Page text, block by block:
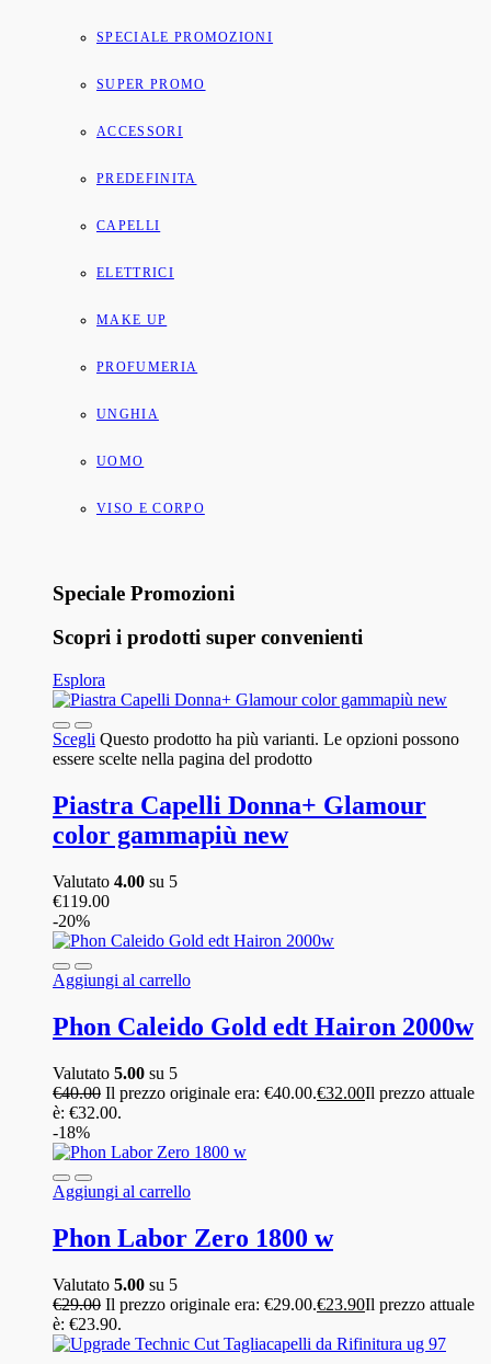
SPECIALE PROMOZIONI
SUPER PROMO
ACCESSORI
PREDEFINITA
CAPELLI
ELETTRICI
MAKE UP
PROFUMERIA
UNGHIA
UOMO
VISO E CORPO
Speciale Promozioni
Scopri i prodotti super convenienti
Esplora
Scegli Questo prodotto ha più varianti. Le opzioni possono
essere scelte nella pagina del prodotto
Piastra Capelli Donna+ Glamour
color gammapiù new
Valutato 4.00 su 5
€119.00
-20%
Aggiungi al carrello
Phon Caleido Gold edt Hairon 2000w
Valutato 5.00 su 5
€40.00 Il prezzo originale era: €40.00.€32.00Il prezzo attuale
è: €32.00.
-18%
Aggiungi al carrello
Phon Labor Zero 1800 w
Valutato 5.00 su 5
€29.00 Il prezzo originale era: €29.00.€23.90Il prezzo attuale
è: €23.90.